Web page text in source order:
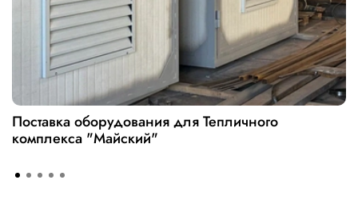
Поставка оборудования для Тепличного
комплекса "Майский"